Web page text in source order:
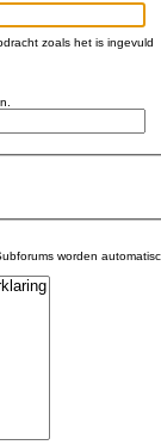
zoals het is ingevuld
worden